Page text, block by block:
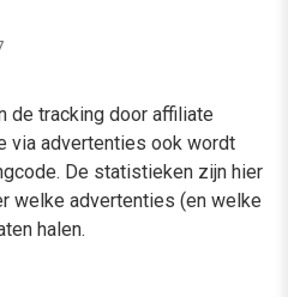
de tracking door affiliate
via advertenties ook wordt
De statistieken zijn hier
welke advertenties (en welke
halen.